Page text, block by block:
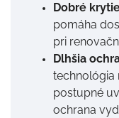
Dobré
pomáha
pri
Dlhšia
technológia
postupné
ochrana